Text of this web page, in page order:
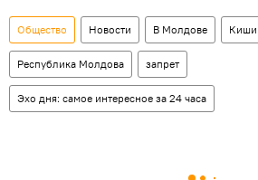
Общество Новости В Молдове
Республика Молдова запрет
Эхо дня: самое интересное за 24 часа